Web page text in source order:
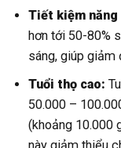
Tiết kiệm
hơn tới 50-80%
sáng, giúp giảm
Tuổi thọ cao:
50.000 –
(khoảng 10.000